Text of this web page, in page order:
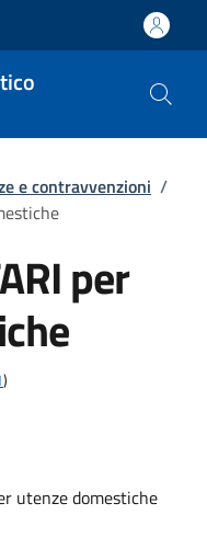
e contravvenzioni /
per
)
utenze domestiche